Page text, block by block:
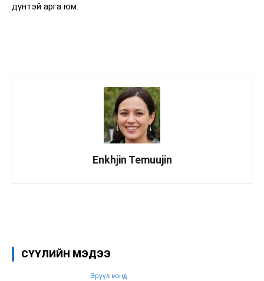
дүнтэй арга юм.
Enkhjin Temuujin
СҮҮЛИЙН МЭДЭЭ
Эрүүл мэнд